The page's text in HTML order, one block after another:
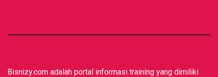
Bisnizy.com adalah portal informasi training yang dimiliki